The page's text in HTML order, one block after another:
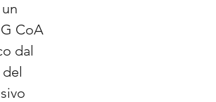
CoA
dal